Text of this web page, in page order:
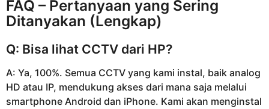
FAQ – Pertanyaan yang Sering
Ditanyakan (Lengkap)
Q: Bisa lihat CCTV dari HP?
A: Ya, 100%. Semua CCTV yang kami instal, baik analog
HD atau IP, mendukung akses dari mana saja melalui
smartphone Android dan iPhone. Kami akan menginstal